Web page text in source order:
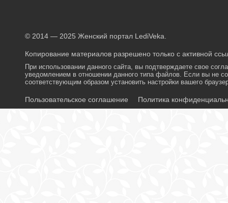
© 2014 — 2025 Женский портал LediVeka.
Копирование материалов разрешено только с активной
При использовании данного сайта, вы подтверждаете свое
уведомлением в отношении данного типа файлов. Если вы не
соответствующим образом установить настройки вашего
Пользовательское соглашение Политика